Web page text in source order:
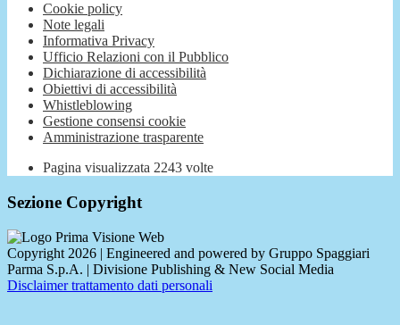
Cookie policy
Note legali
Informativa Privacy
Ufficio Relazioni con il Pubblico
Dichiarazione di accessibilità
Obiettivi di accessibilità
Whistleblowing
Gestione consensi cookie
Amministrazione trasparente
Pagina visualizzata 2243 volte
Sezione Copyright
Copyright 2026 | Engineered and powered by Gruppo Spaggiari
Parma S.p.A. | Divisione Publishing & New Social Media
Disclaimer trattamento dati personali